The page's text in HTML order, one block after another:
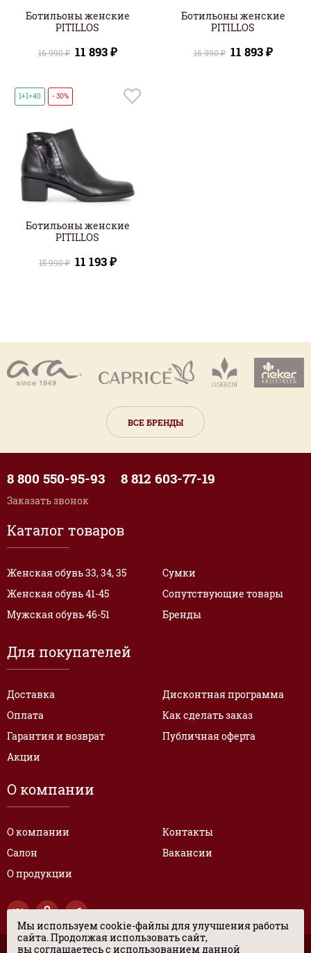
Ботильоны женские
PITILLOS
16 990 ₽ 11 893 ₽
Ботильоны женские
PITILLOS
16 990 ₽ 11 893 ₽
1+1=40 - 30%
Ботильоны женские
PITILLOS
15 990 ₽ 11 193 ₽
ВСЕ БРЕНДЫ
Каталог товаров
Женская обувь 33, 34, 35
Женская обувь 41-45
Мужская обувь 46-51
Сумки
Сопутствующие товары
Бренды
Для покупателей
Доставка
Оплата
Гарантия и возврат
Акции
Дисконтная программа
Как сделать заказ
Публичная оферта
О компании
О компании
Салон
О продукции
Контакты
Вакансии
8 800 550-95-93 8 812 603-77-19
Заказать звонок
Мы используем cookie-файлы для улучшения работы
сайта. Продолжая использовать сайт,
вы соглашаетесь с использованием данной